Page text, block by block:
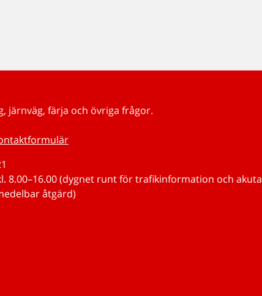
järnväg, färja och övriga frågor.
8.00–16.00 (dygnet runt för trafikinformation och akuta
åtgärd)